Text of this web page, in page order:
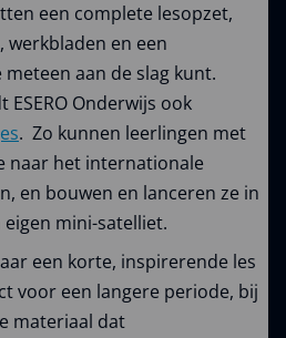
een complete lesopzet,
en een
aan de slag kunt.
ESERO Onderwijs ook
. Zo kunnen leerlingen met
naar het internationale
en bouwen en lanceren ze in
mini-satelliet.
een korte, inspirerende les
voor een langere periode, bij
materiaal dat